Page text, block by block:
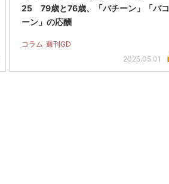
25 79歳と76歳、「バチーン」「バコ
ーン」の応酬
コラム 週刊GD
2025.05.01